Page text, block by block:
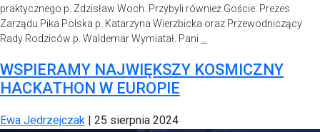
praktycznego p. Zdzisław Woch. Przybyli również Goście: Prezes
Zarządu Pika Polska p. Katarzyna Wierzbicka oraz Przewodniczący
Rady Rodziców p. Waldemar Wymiatał. Pani
WSPIERAMY NAJWIĘKSZY KOSMICZNY
HACKATHON W EUROPIE
Ewa Jedrzejczak | 25 sierpnia 2024